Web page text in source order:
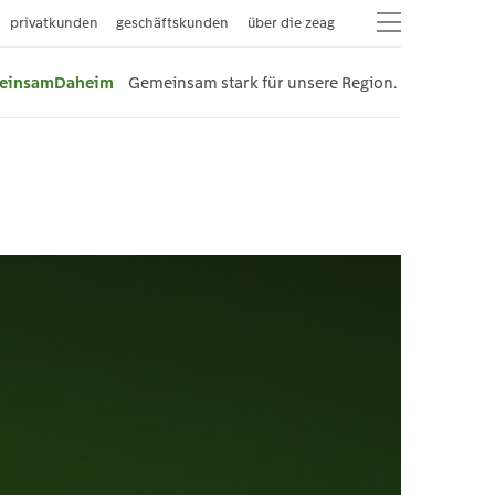
privatkunden geschäftskunden über die zeag
Gemeinsam stark für unsere Region.